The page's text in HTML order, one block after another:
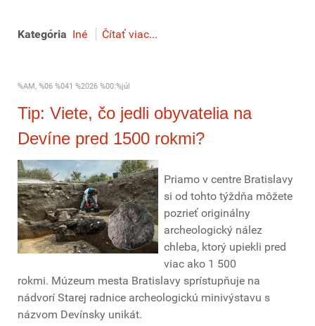
Kategória Iné Čítať viac...
%AM, %06 %041 %2026 %00:%júl
Tip: Viete, čo jedli obyvatelia na
Devíne pred 1500 rokmi?
Priamo v centre Bratislavy
si od tohto týždňa môžete
pozrieť originálny
archeologický nález
chleba, ktorý upiekli pred
viac ako 1 500
rokmi. Múzeum mesta Bratislavy sprístupňuje na
nádvorí Starej radnice archeologickú minivýstavu s
názvom Devínsky unikát.